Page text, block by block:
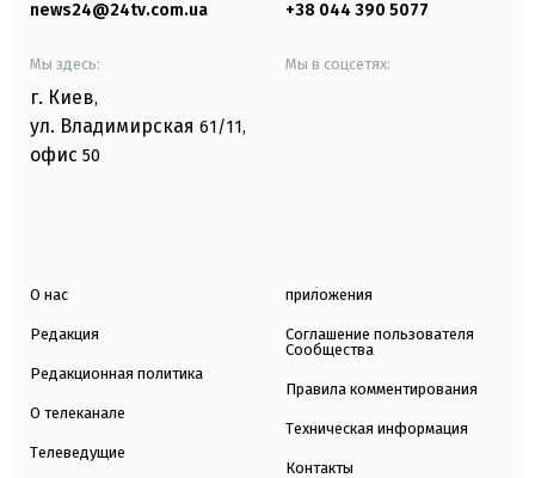
news24@24tv.com.ua +38 044 390 5077
Мы здесь:
г. Киев,
ул. Владимирская 61/11,
офис 50
Мы в соцсетях:
О нас
Редакция
Редакционная политика
О телеканале
Телеведущие
приложения
Соглашение пользователя
Сообщества
Правила комментирования
Техническая информация
Контакты